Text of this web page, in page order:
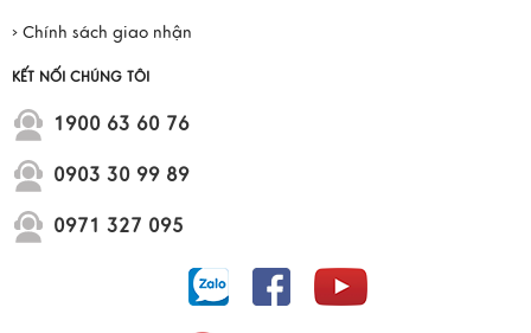
› Chính sách giao nhận
KẾT NỐI CHÚNG TÔI
1900 63 60 76
0903 30 99 89
0971 327 095